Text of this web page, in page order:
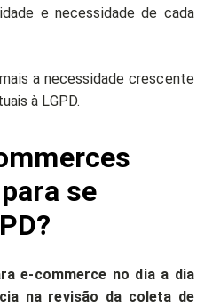
e necessidade de cada
a necessidade crescente
à LGPD.
se
e-commerce no dia a dia
na revisão da coleta de